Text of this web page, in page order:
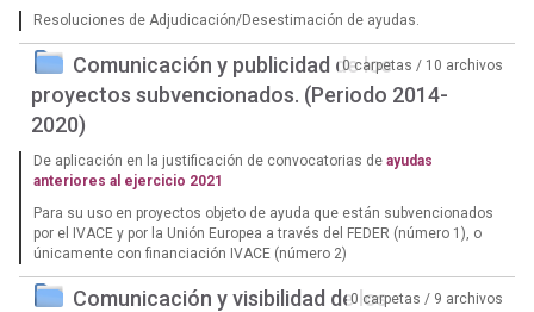
Resoluciones de Adjudicación/Desestimación de ayudas.
Comunicación y publicidad de los
proyectos subvencionados. (Periodo 2014-
2020)
0 carpetas / 10 archivos
De aplicación en la justificación de convocatorias de ayudas
anteriores al ejercicio 2021
Para su uso en proyectos objeto de ayuda que están subvencionados
por el IVACE y por la Unión Europea a través del FEDER (número 1), o
únicamente con financiación IVACE (número 2)
Comunicación y visibilidad de los0 carpetas / 9 archivos